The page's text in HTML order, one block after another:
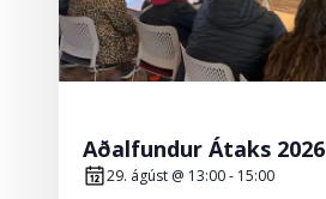
Aðalfundur Átaks 2026
29. ágúst @ 13:00- 15:00